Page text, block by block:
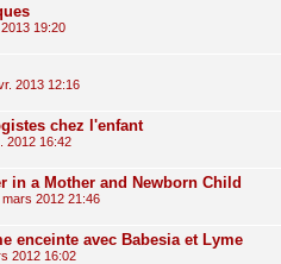
19:20
2013 12:16
chez l'enfant
2012 16:42
in a Mother and Newborn Child
mars 2012 21:46
enceinte avec Babesia et Lyme
2012 16:02